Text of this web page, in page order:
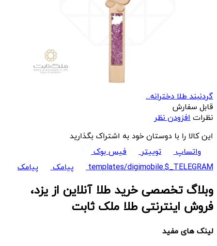
گردنبند طلا دخترانه...
قابل سفارش
نظرات افزودن نظر
این کالا را با دوستان خود به اشتراک بگذارید
واتساپ
توییتر
فیس بوک
templates/digimobile.$_TELEGRAM
پیامک پیامک
وبلاگ تخصصی خرید طلا آنلاین از یزد،
فروش اینترنتی طلا ملک ثابت
لینک های مفید